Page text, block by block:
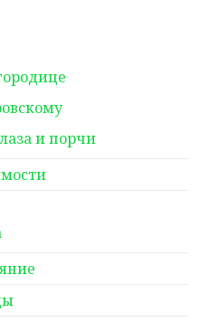
и порчи